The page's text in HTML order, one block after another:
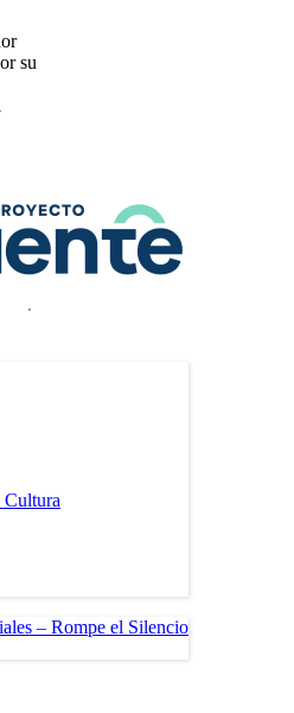
su
.
Cultura
– Rompe el Silencio